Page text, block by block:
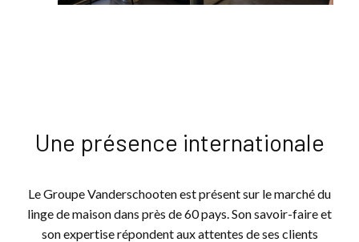
Une présence internationale
Le Groupe Vanderschooten est présent sur le marché du
linge de maison dans près de 60 pays. Son savoir-faire et
son expertise répondent aux attentes de ses clients